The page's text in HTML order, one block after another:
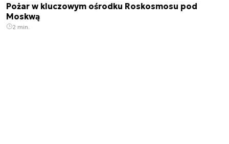
Pożar w kluczowym ośrodku Roskosmosu pod
Moskwą
2 min.